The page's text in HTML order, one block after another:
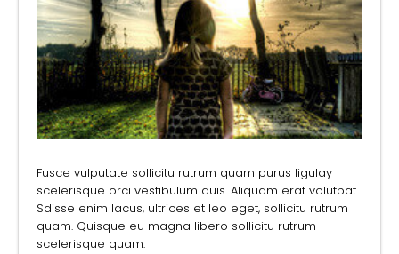
Fusce vulputate sollicitu rutrum quam purus ligulay
scelerisque orci vestibulum quis. Aliquam erat volutpat.
Sdisse enim lacus, ultrices et leo eget, sollicitu rutrum
quam. Quisque eu magna libero sollicitu rutrum
scelerisque quam.